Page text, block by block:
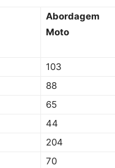
Abordagem
Moto
103
88
65
44
204
70